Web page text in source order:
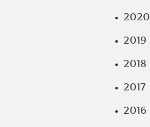
2020
2019
2018
2017
2016